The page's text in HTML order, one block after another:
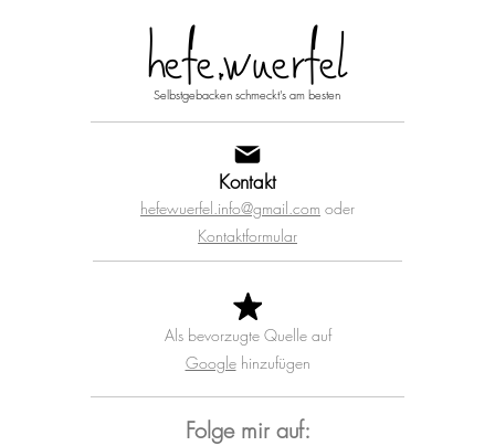
hefe.wuerfel
Selbstgebacken schmeckt's am besten
Kontakt
hefewuerfel.info@gmail.com oder
Kontaktformular
Als bevorzugte Quelle auf
Googlehinzufügen
Folge mir auf: